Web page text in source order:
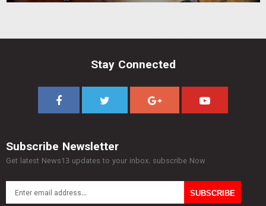
Stay Connected
Subscribe Newsletter
Get latest News13 updates to your inbox. subscribe Now